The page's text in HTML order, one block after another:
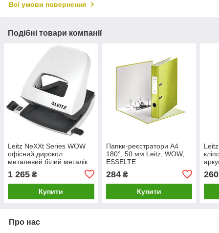
Всі умови повернення
Подібні товари компанії
Leitz NeXXt Series WOW
офісний дирокол
металевий білий металік
1 265 ₴
Купити
Папки-реєстратори А4
180°, 50 мм Leitz, WOW,
ESSELTE
284₴
Купити
260
Про нас